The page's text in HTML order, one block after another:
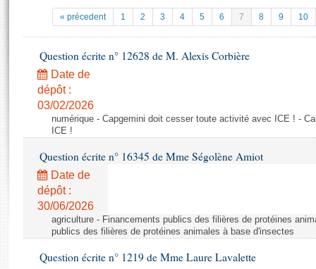
Projets de loi
Propositions de loi
Amendements
Textes adoptés
Rapports législatifs
Rapports sur l'application des lois
Baromètre de l’application des lois
Dossiers législatifs
Documents de référence
( Constitution | Règlement de l'Assemblée ... )
Histoire
Juniors
Anciennes législatures
La Bibliothèque
Contacts et plan d'accès
Photos libres de droit
« précedent 1 2 3 4 5 6 7 8 9 10
Question écrite n° 12628 de M. Alexis Corbière
Date de
dépôt :
03/02/2026
numérique - Capgemini doit cesser toute activité avec ICE ! -
ICE !
Question écrite n° 16345 de Mme Ségolène Amiot
Date de
dépôt :
30/06/2026
agriculture - Financements publics des filières de protéines
publics des filières de protéines animales à base d'insectes
Question écrite n° 1219 de Mme Laure Lavalette